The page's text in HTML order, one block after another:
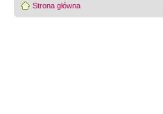
Strona główna